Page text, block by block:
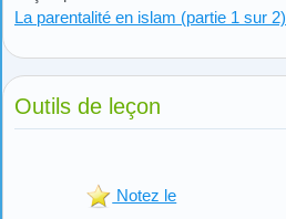
La parentalité en islam (partie 1 sur 2)
Outils de leçon
Notez le